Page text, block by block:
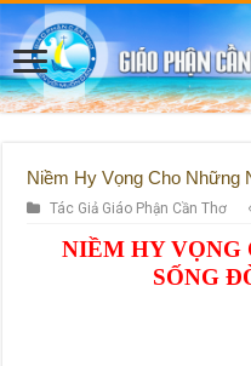
Niềm Hy Vọng Cho
Tác Giả Giáo Phận Cần Thơ
NIỀM HY VỌNG
SỐNG